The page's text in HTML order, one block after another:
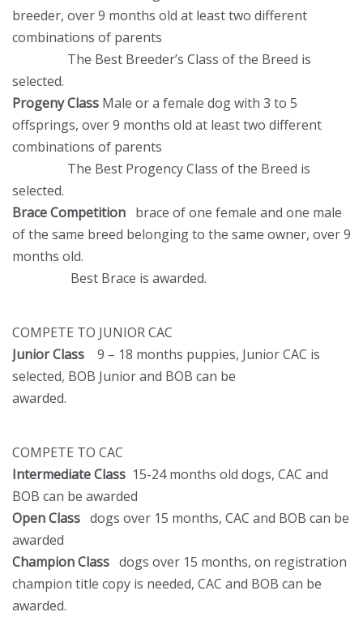
breeder, over 9 months old at least two different
combinations of parents
The Best Breeder’s Class of the Breed is
selected.
Progeny Class Male or a female dog with 3 to 5
offsprings, over 9 months old at least two different
combinations of parents
The Best Progency Class of the Breed is
selected.
Brace Competition brace of one female and one male
of the same breed belonging to the same owner, over 9
months old.
Best Brace is awarded.
COMPETE TO JUNIOR CAC
Junior Class 9 – 18 months puppies, Junior CAC is
selected, BOB Junior and BOB can be
awarded.
COMPETE TO CAC
Intermediate Class 15-24 months old dogs, CAC and
BOB can be awarded
Open Class dogs over 15 months, CAC and BOB can be
awarded
Champion Class dogs over 15 months, on registration
champion title copy is needed, CAC and BOB can be
awarded.